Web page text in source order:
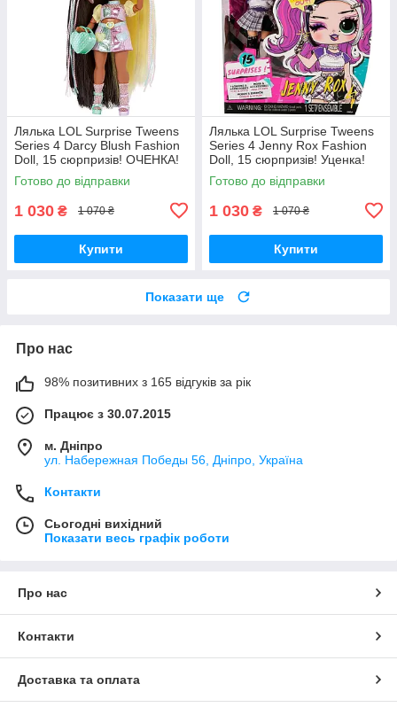
Лялька LOL Surprise Tweens
Series 4 Darcy Blush Fashion
Doll, 15 сюрпризів! ОЧЕНКА!
Готово до відправки
1 030 ₴ 1 070 ₴
Купити
Лялька LOL Surprise Tweens
Series 4 Jenny Rox Fashion
Doll, 15 сюрпризів! Уценка!
Готово до відправки
1 030 ₴ 1 070 ₴
Купити
Показати ще
Про нас
98% позитивних з 165 відгуків за рік
Працює з 30.07.2015
м. Дніпро
ул. Набережная Победы 56, Дніпро, Україна
Контакти
Сьогодні вихідний
Показати весь графік роботи
Про нас
Контакти
Доставка та оплата